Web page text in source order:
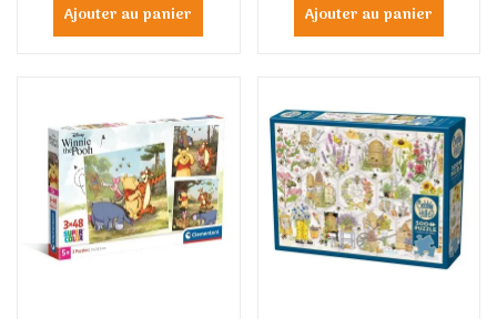
Ajouter au panier Ajouter au panier